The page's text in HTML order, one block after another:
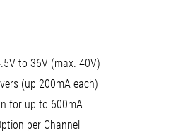
to 36V (max. 40V)
(up 200mA each)
for up to 600mA
per Channel